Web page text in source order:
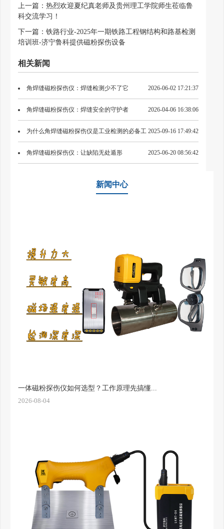
上一篇： 热烈欢迎夏纪真老师及贵州理工学院师生莅临鲁
科交流学习！
下一篇： 铁路行业-2025年一期铁路工程钢结构和路基检测
培训班-济宁鲁科提供磁粉探伤设备
相关新闻
2026-06-02 17:21:37
角焊缝磁粉探伤仪：焊缝检测少不了它
2026-04-06 16:38:06
角焊缝磁粉探伤仪：焊缝安全的守护者
2025-09-16 17:49:42
为什么角焊缝磁粉探伤仪是工业检测的必备工
具？ 2025-06-20 08:56:42
角焊缝磁粉探伤仪：让缺陷无处遁形
新闻中心
一体磁粉探伤仪如何选型？工作原理先搞懂...
2026-08-04